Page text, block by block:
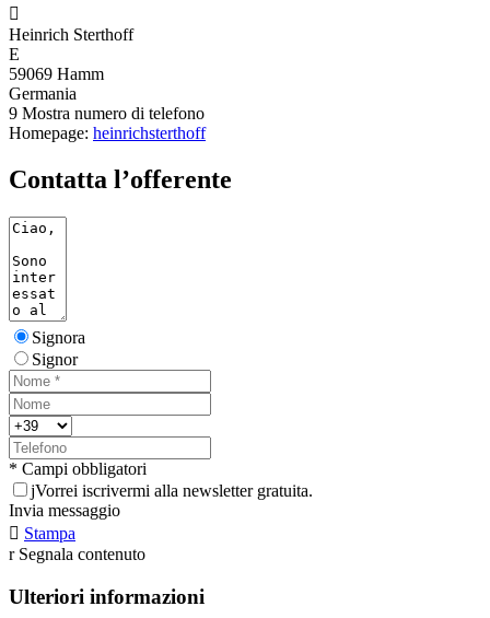

Heinrich Sterthoff
E
59069 Hamm
Germania
9 Mostra numero di telefono
Homepage: heinrichsterthoff
Contatta l’offerente
Signora
Signor
* Campi obbligatori
jVorrei iscrivermi alla newsletter gratuita.
Invia messaggio
 Stampa
r Segnala contenuto
Ulteriori informazioni